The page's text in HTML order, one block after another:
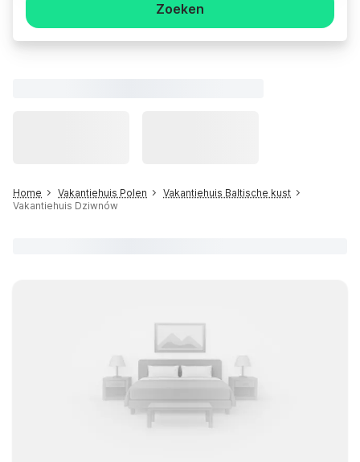
Zoeken
Home Vakantiehuis Polen
Vakantiehuis Baltische kust
Vakantiehuis Dziwnów